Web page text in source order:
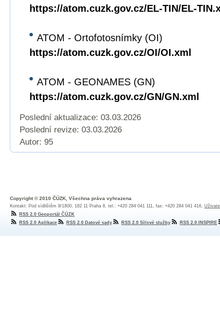
https://atom.cuzk.gov.cz/EL-TIN/EL-
ATOM - Ortofotosnímky (OI)
https://atom.cuzk.gov.cz/OI/OI.xml
ATOM - GEONAMES (GN)
https://atom.cuzk.gov.cz/GN/GN.xml
Poslední aktualizace: 03.03.2026
Poslední revize: 03.03.2026
Autor: 95
Copyright © 2010 ČÚZK, Všechna práva vyhrazena
Kontakt: Pod sídlištěm 9/1800, 182 11 Praha 8, tel.: +420 284 041 111, fax: +420 284 041 416,
RSS 2.0 Geoportál ČÚZK
RSS 2.0 Aplikace
RSS 2.0 Datové sady RSS 2.0 Síťové služby RSS 2.0 INSPIRE